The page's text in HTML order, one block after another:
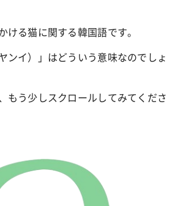
ける猫に関する韓国語です。
ンイ）」はどういう意味なのでしょ
もう少しスクロールしてみてくださ